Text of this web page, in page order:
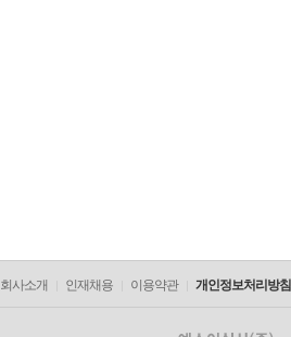
회사소개 인재채용 이용약관 개인정보처리방침